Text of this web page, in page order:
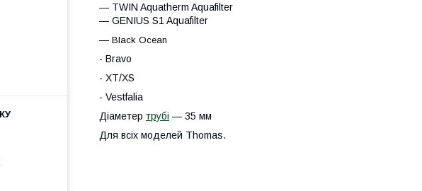
― TWIN Aquatherm Aquafilter
― GENIUS S1 Aquafilter
― Black Ocean
- Bravo
- XT/XS
- Vestfalia
Діаметер трубі — 35 мм
Для всіх моделей Thomas.